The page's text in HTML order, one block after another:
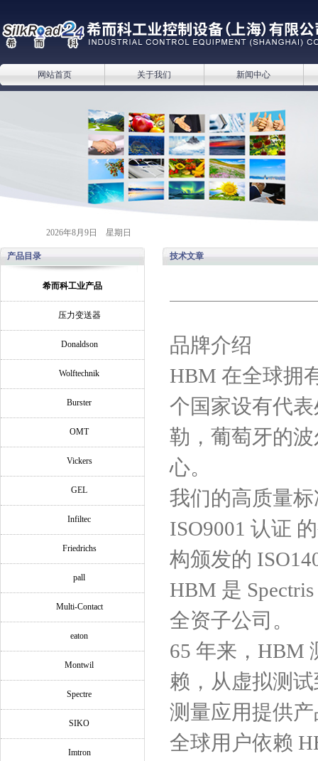
网站首页 关于我们 新闻中心
2026年8月9日 星期日
产品目录
希而科工业产品
压力变送器
Donaldson
Wolftechnik
Burster
OMT
Vickers
GEL
Infiltec
Friedrichs
pall
Multi-Contact
eaton
Montwil
Spectre
SIKO
Imtron
技术文章
品牌介绍
HBM 在全球拥
个国家设有代
勒，葡萄牙的
心。
我们的高质量
ISO9001 认证
构颁发的
HBM 是
全资子公司。
65 年来，HBM
赖，从虚拟测
测量应用提供
全球用户依赖